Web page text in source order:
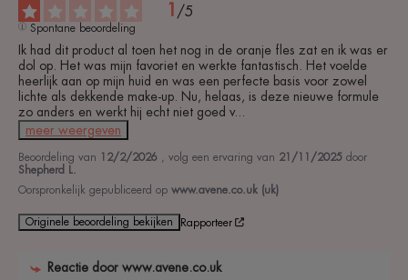
1 /5
Spontane beoordeling
Ik had dit product al toen het nog in de oranje fles zat en ik was er
dol op. Het was mijn favoriet en werkte fantastisch. Het voelde
heerlijk aan op mijn huid en was een perfecte basis voor zowel
lichte als dekkende make-up. Nu, helaas, is deze nieuwe formule
zo anders en werkt hij echt niet goed v...
meer weergeven
Beoordeling van 12/2/2026 , volg een ervaring van 21/11/2025 door
Shepherd L.
Oorspronkelijk gepubliceerd op www.avene.co.uk (uk)
Originele beoordeling bekijken Rapporteer
Reactie door www.avene.co.uk